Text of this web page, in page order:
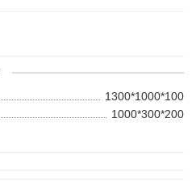
1300*1000*100
1000*300*200